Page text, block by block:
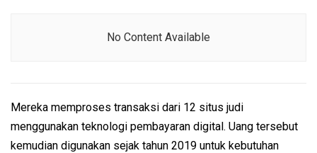
No Content Available
Mereka memproses transaksi dari 12 situs judi
menggunakan teknologi pembayaran digital. Uang tersebut
kemudian digunakan sejak tahun 2019 untuk kebutuhan